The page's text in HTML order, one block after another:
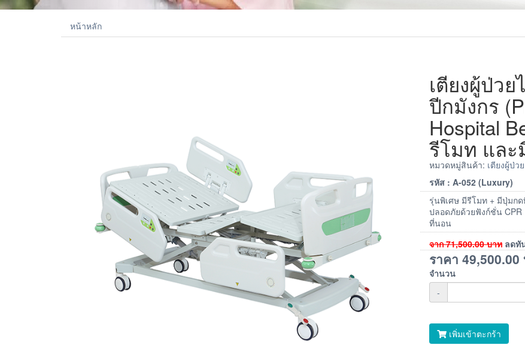
หน้าหลัก
เตียงผู้ป่ว
ปีกมังกร
Hospital
รีโมท และ
หมวดหมู่สินค้า: เตียงผู้ป่วย
รหัส : A-052 (Luxury)
รุ่นพิเศษ มีรีโมท + มีปุ่มกด
ปลอดภัยด้วยฟังก์ชั่น
ที่นอน
จาก71,500.00บาท ลดทั
ราคา 49,500.00
จำนวน
-
เพิ่มเข้าตะกร้า